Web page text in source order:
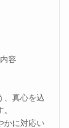
容
、真心を込
かに対応い